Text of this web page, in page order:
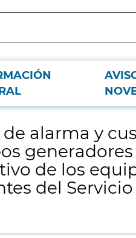
generadores de rayos x y
alarma y
generadores
de los
del